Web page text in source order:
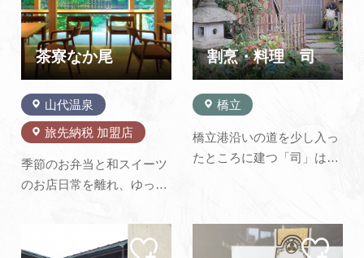
パンフレットダウンロード
写真ダウンロード
よくあるご質問・お問い合わせ
プライバシーポリシー
茶寮なか尾
山代温泉
旅先納税 加盟店
季節のお弁当と和スイーツ
のお店日常を離れ、ゆった
ェです。店内全席から広々
とした庭を眺めることがで
割烹・料理 司
橋立
橋立港沿いの道を少し入っ
たところに建つ「司」は、
脇には一見池のよういな生
マイ
マイ